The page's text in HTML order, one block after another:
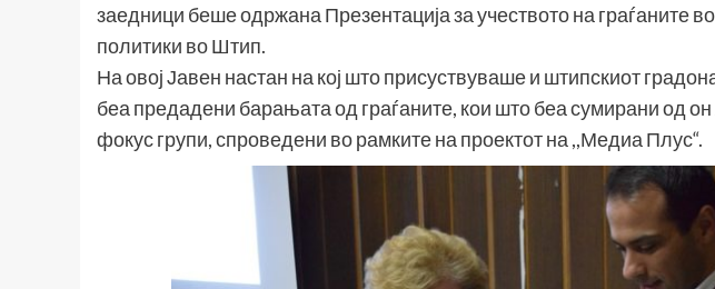
заедници беше одржана Презентација за учеството на граѓаните
политики во Штип.
На овој Јавен настан на кој што присуствуваше и штипскиот
беа предадени барањата од граѓаните, кои што беа сумирани од он
фокус групи, спроведени во рамките на проектот на ,,Медиа Плус“.